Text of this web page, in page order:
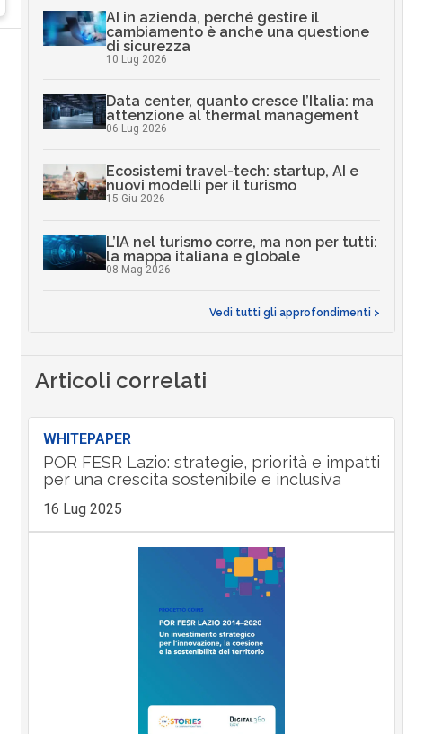
AI in azienda, perché gestire il
cambiamento è anche una questione
di sicurezza
10 Lug 2026
Data center, quanto cresce l’Italia: ma
attenzione al thermal management
06 Lug 2026
Ecosistemi travel-tech: startup, AI e
nuovi modelli per il turismo
15 Giu 2026
L’IA nel turismo corre, ma non per tutti:
la mappa italiana e globale
08 Mag 2026
Vedi tutti gli approfondimenti >
Articoli correlati
WHITEPAPER
POR FESR Lazio: strategie, priorità e impatti
per una crescita sostenibile e inclusiva
16 Lug 2025